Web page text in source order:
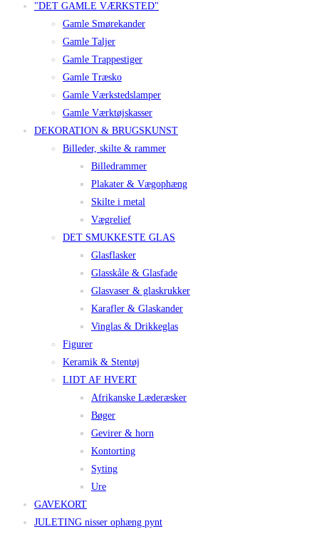
"DET GAMLE VÆRKSTED"
Gamle Smørekander
Gamle Taljer
Gamle Trappestiger
Gamle Træsko
Gamle Værkstedslamper
Gamle Værktøjskasser
DEKORATION & BRUGSKUNST
Billeder, skilte & rammer
Billedrammer
Plakater & Vægophæng
Skilte i metal
Vægrelief
DET SMUKKESTE GLAS
Glasflasker
Glasskåle & Glasfade
Glasvaser & glaskrukker
Karafler & Glaskander
Vinglas & Drikkeglas
Figurer
Keramik & Stentøj
LIDT AF HVERT
Afrikanske Læderæsker
Bøger
Gevirer & horn
Kontorting
Syting
Ure
GAVEKORT
JULETING nisser ophæng pynt